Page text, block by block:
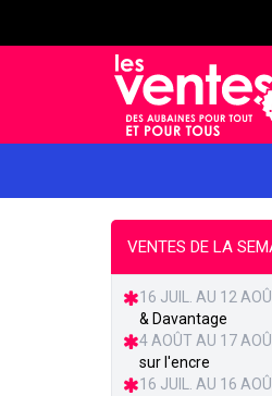
VENTES DE LA
16 JUIL. AU 12
& Davantage
4 AOÛT AU 17
sur l'encre
16 JUIL. AU 16